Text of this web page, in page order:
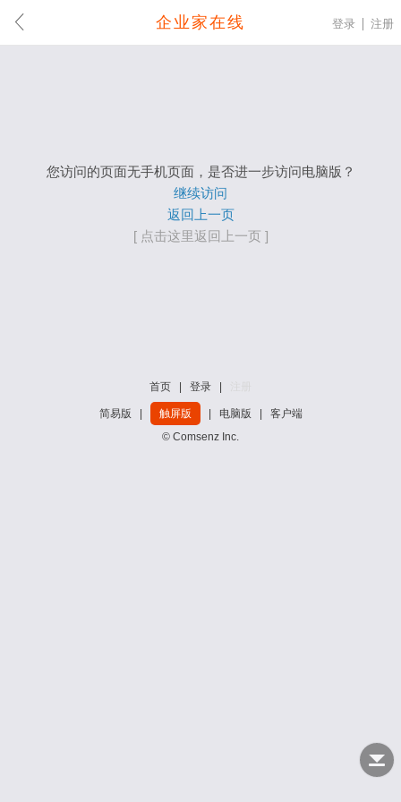
企业家在线 登录 注册
您访问的页面无手机页面，是否进一步访问电脑版？
继续访问
返回上一页
[ 点击这里返回上一页 ]
首页 登录
简易版 触屏版 电脑版
客户端
© Comsenz Inc.